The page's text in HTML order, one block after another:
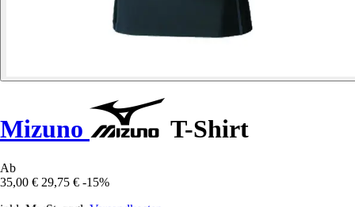
Mizuno T-Shirt
Ab
35,00 € 29,75 € -15%